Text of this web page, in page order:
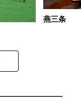
燕三条